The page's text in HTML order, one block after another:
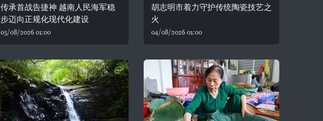
传承首战告捷神 越南人民海军稳
步迈向正规化现代化建设
05/08/2026 01:00
胡志明市着力守护传统陶瓷技艺之
火
04/08/2026 01:00